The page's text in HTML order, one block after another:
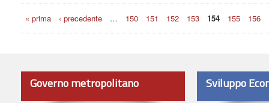
Pagine
« prima ‹ precedente … 150 151 152 153 154 155 156
Governo metropolitano Sviluppo